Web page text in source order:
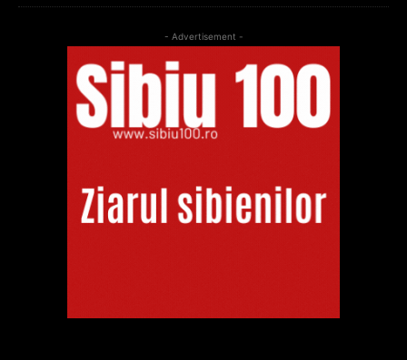
- Advertisement -